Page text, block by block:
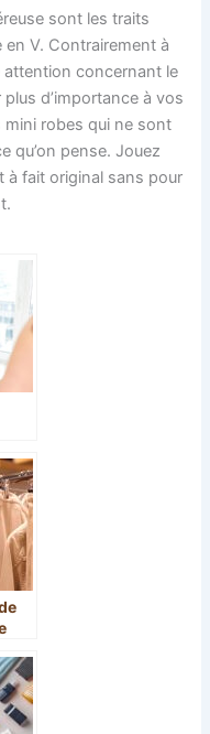
sont les traits
en V. Contrairement à
attention concernant le
d’importance à vos
mini robes qui ne sont
qu’on pense. Jouez
à fait original sans pour